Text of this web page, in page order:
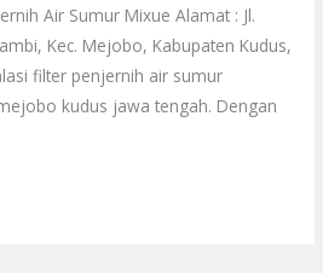
Air Sumur Mixue Alamat : Jl.
Kec. Mejobo, Kabupaten Kudus,
filter penjernih air sumur
kudus jawa tengah. Dengan